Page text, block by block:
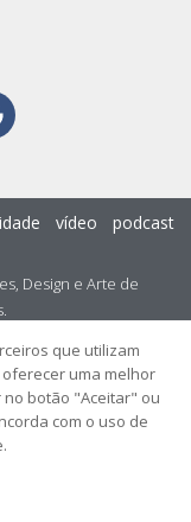
Design e Arte de
vídeo podcast
que utilizam
uma melhor
no botão "Aceitar" ou
com o uso de